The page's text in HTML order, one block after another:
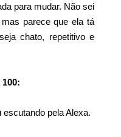
para mudar. Não sei
parece que ela tá
chato, repetitivo e
pela Alexa.